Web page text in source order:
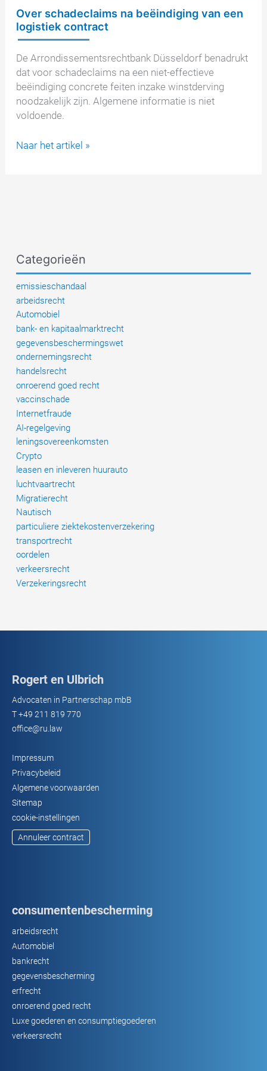
Over schadeclaims na beëindiging van een
logistiek contract
De Arrondissementsrechtbank Düsseldorf benadrukt
dat voor schadeclaims na een niet-effectieve
beëindiging concrete feiten inzake winstderving
noodzakelijk zijn. Algemene informatie is niet
voldoende.
Over
Naar het artikel »
Categorieën
emissieschandaal
arbeidsrecht
Automobiel
bank- en kapitaalmarktrecht
gegevensbeschermingswet
ondernemingsrecht
handelsrecht
onroerend goed recht
vaccinschade
Internetfraude
AI-regelgeving
leningsovereenkomsten
Crypto
leasen en inleveren huurauto
luchtvaartrecht
Migratierecht
Nautisch
particuliere ziektekostenverzekering
transportrecht
oordelen
verkeersrecht
Verzekeringsrecht
Rogert en Ulbrich
Advocaten in Partnerschap mbB
T+49 211 819 770
office@ru.law
Impressum
Privacybeleid
Algemene voorwaarden
Sitemap
cookie-instellingen
Annuleer contract
consumentenbescherming
arbeidsrecht
Automobiel
bankrecht
gegevensbescherming
erfrecht
onroerend goed recht
Luxe goederen en consumptiegoederen
verkeersrecht